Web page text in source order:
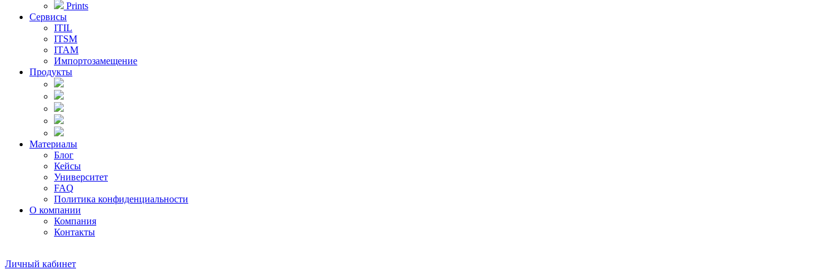
Prints
Сервисы
ITIL
ITSM
ITAM
Импортозамещение
Продукты
Материалы
Блог
Кейсы
Университет
FAQ
Политика конфиденциальности
О компании
Компания
Контакты
Личный кабинет